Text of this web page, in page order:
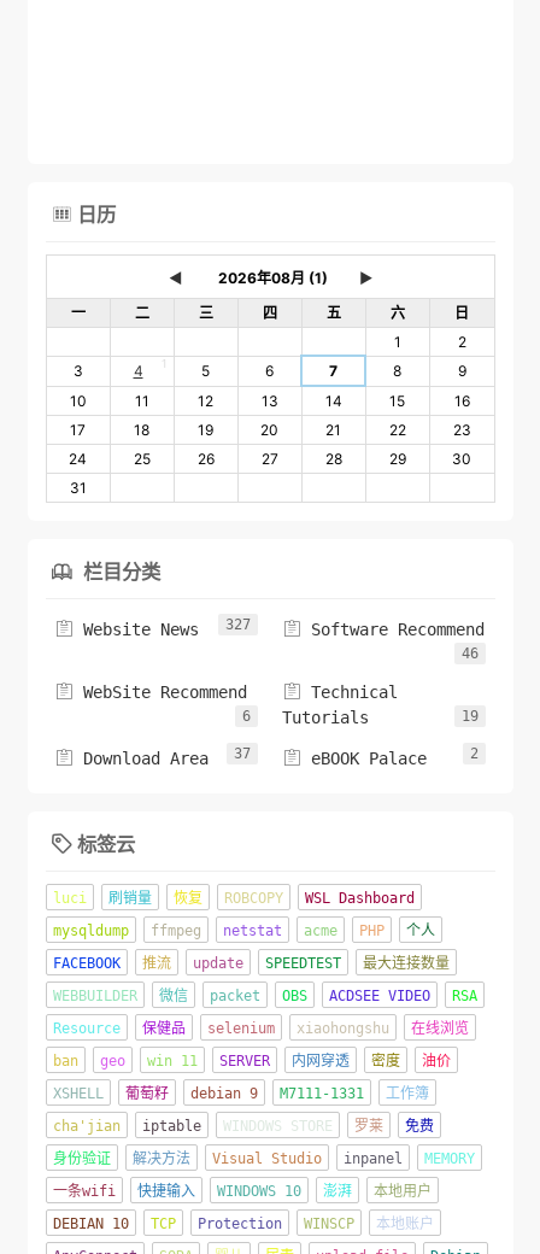
 日历
◄
►
一
二 三 四 五 六
日
1
2
3
4 1 5 6 7 8
9
10
11 12 13 14 15
16
17
18 19 20 21 22
23
24
25 26 27 28 29
30
31
 栏目分类
 Website News 327  Software Recommend
46
 WebSite Recommend
6
 Technical
Tutorials
19
 Download Area 37  eBOOK Palace 2
 标签云
luci 刷销量 恢复 ROBCOPY
WSL Dashboard
mysqldump
ffmpeg netstat acme PHP
个人
FACEBOOK
推流 update SPEEDTEST
最大连接数量
WEBBUILDER
微信 packet OBS ACDSEE VIDEO
RSA
Resource
保健品 selenium xiaohongshu
在线浏览
ban
geo win 11 SERVER 内网穿透 密度
油价
XSHELL
葡萄籽 debian 9 M7111-1331
工作簿
cha'jian
iptable WINDOWS STORE 罗莱
免费
身份验证
解决方法 Visual Studio inpanel
MEMORY
一条wifi
快捷输入 WINDOWS 10 澎湃
本地用户
DEBIAN 10
TCP Protection WINSCP
本地账户